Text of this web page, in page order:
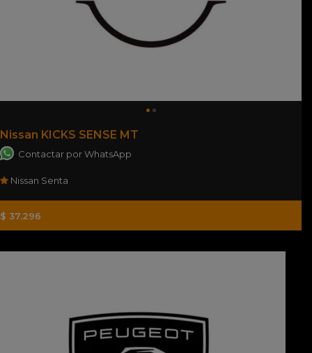
Nissan KICKS SENSE MT
Contactar por WhatsApp
Nissan Senta
$ 37.296